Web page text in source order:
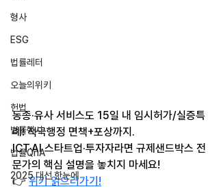
형사
ESG
법률레터
오늘의위키
헌법
법률행사
법률QnA
2025 대선 한눈에
동종·유사 서비스도 15일 내 임시허가/실증특
례! 적극행정 면책+포상까지.
ICT·AI 스타트업·투자자라면 규제샌드박스 전
문가의 핵심 설명을 놓치지 마세요!
👉 위키 읽으러가기!